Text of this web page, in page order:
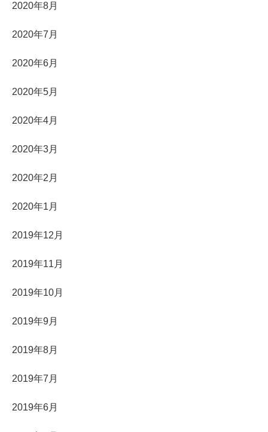
2020年8月
2020年7月
2020年6月
2020年5月
2020年4月
2020年3月
2020年2月
2020年1月
2019年12月
2019年11月
2019年10月
2019年9月
2019年8月
2019年7月
2019年6月